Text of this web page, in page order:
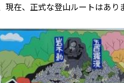
現在、正式な登山ルートはあり